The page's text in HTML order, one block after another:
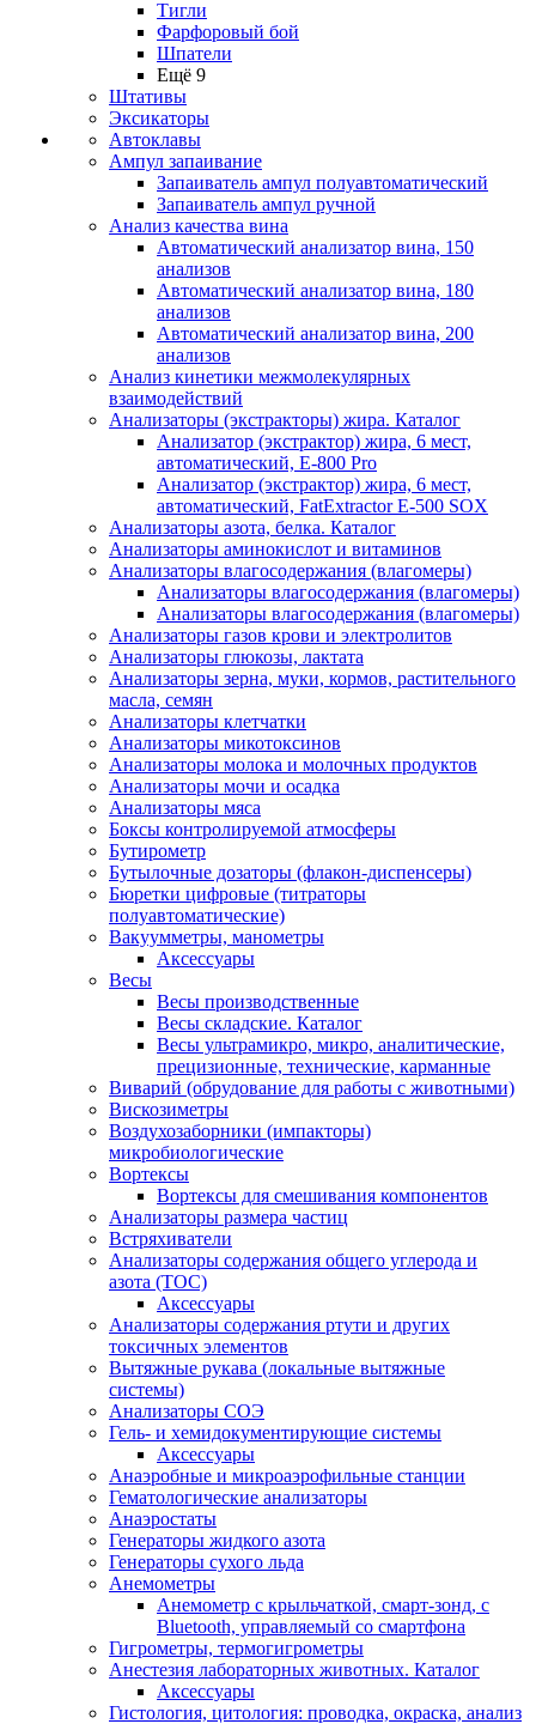
Тигли
Фарфоровый бой
Шпатели
Ещё 9
Штативы
Эксикаторы
Автоклавы
Ампул запаивание
Запаиватель ампул полуавтоматический
Запаиватель ампул ручной
Анализ качества вина
Автоматический анализатор вина, 150
анализов
Автоматический анализатор вина, 180
анализов
Автоматический анализатор вина, 200
анализов
Анализ кинетики межмолекулярных
взаимодействий
Анализаторы (экстракторы) жира. Каталог
Анализатор (экстрактор) жира, 6 мест,
автоматический, E-800 Pro
Анализатор (экстрактор) жира, 6 мест,
автоматический, FatExtractor E-500 SOX
Анализаторы азота, белка. Каталог
Анализаторы аминокислот и витаминов
Анализаторы влагосодержания (влагомеры)
Анализаторы влагосодержания (влагомеры)
Анализаторы влагосодержания (влагомеры)
Анализаторы газов крови и электролитов
Анализаторы глюкозы, лактата
Анализаторы зерна, муки, кормов, растительного
масла, семян
Анализаторы клетчатки
Анализаторы микотоксинов
Анализаторы молока и молочных продуктов
Анализаторы мочи и осадка
Анализаторы мяса
Боксы контролируемой атмосферы
Бутирометр
Бутылочные дозаторы (флакон-диспенсеры)
Бюретки цифровые (титраторы
полуавтоматические)
Вакуумметры, манометры
Аксессуары
Весы
Весы производственные
Весы складские. Каталог
Весы ультрамикро, микро, аналитические,
прецизионные, технические, карманные
Виварий (обрудование для работы с животными)
Вискозиметры
Воздухозаборники (импакторы)
микробиологические
Вортексы
Вортексы для смешивания компонентов
Анализаторы размера частиц
Встряхиватели
Анализаторы содержания общего углерода и
азота (ТОС)
Аксессуары
Анализаторы содержания ртути и других
токсичных элементов
Вытяжные рукава (локальные вытяжные
системы)
Анализаторы СОЭ
Гель- и хемидокументирующие системы
Аксессуары
Анаэробные и микроаэрофильные станции
Гематологические анализаторы
Анаэростаты
Генераторы жидкого азота
Генераторы сухого льда
Анемометры
Анемометр с крыльчаткой, смарт-зонд, с
Bluetooth, управляемый со смартфона
Гигрометры, термогигрометры
Анестезия лабораторных животных. Каталог
Аксессуары
Гистология, цитология: проводка, окраска, анализ